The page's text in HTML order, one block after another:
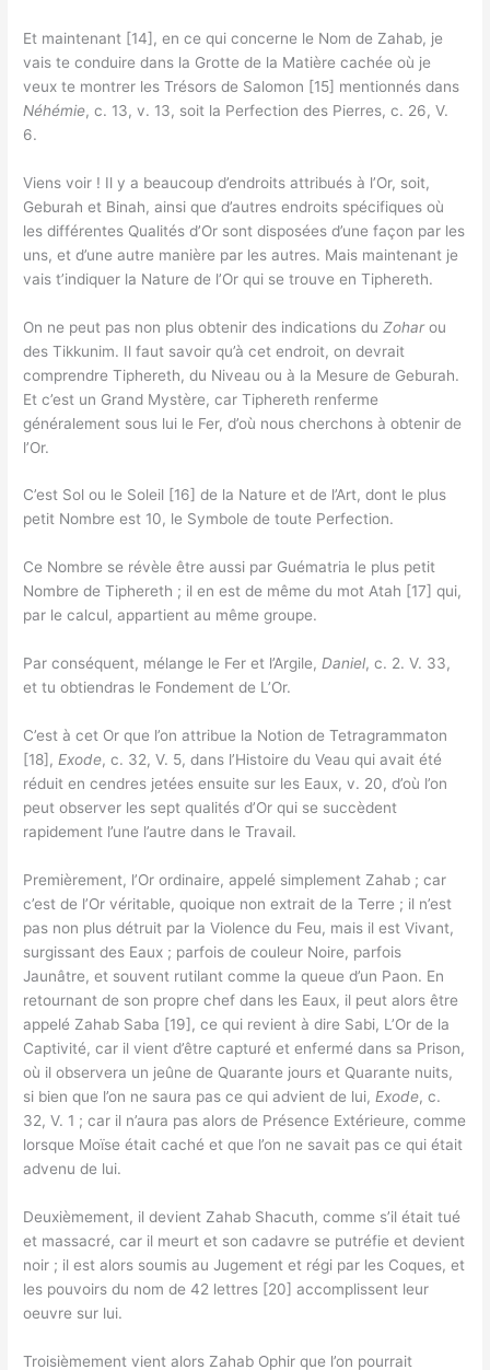
Et maintenant [14], en ce qui concerne le Nom de Zahab, je
vais te conduire dans la Grotte de la Matière cachée où je
veux te montrer les Trésors de Salomon [15] mentionnés dans
Néhémie, c. 13, v. 13, soit la Perfection des Pierres, c. 26, V.
6.
Viens voir ! Il y a beaucoup d’endroits attribués à l’Or, soit,
Geburah et Binah, ainsi que d’autres endroits spécifiques où
les différentes Qualités d’Or sont disposées d’une façon par les
uns, et d’une autre manière par les autres. Mais maintenant je
vais t’indiquer la Nature de l’Or qui se trouve en Tiphereth.
On ne peut pas non plus obtenir des indications du Zoharou
des Tikkunim. Il faut savoir qu’à cet endroit, on devrait
comprendre Tiphereth, du Niveau ou à la Mesure de Geburah.
Et c’est un Grand Mystère, car Tiphereth renferme
généralement sous lui le Fer, d’où nous cherchons à obtenir de
l’Or.
C’est Sol ou le Soleil [16] de la Nature et de l’Art, dont le plus
petit Nombre est 10, le Symbole de toute Perfection.
Ce Nombre se révèle être aussi par Guématria le plus petit
Nombre de Tiphereth ; il en est de même du mot Atah [17] qui,
par le calcul, appartient au même groupe.
Par conséquent, mélange le Fer et l’Argile, Daniel, c. 2. V. 33,
et tu obtiendras le Fondement de L’Or.
C’est à cet Or que l’on attribue la Notion de Tetragrammaton
[18], Exode, c. 32, V. 5, dans l’Histoire du Veau qui avait été
réduit en cendres jetées ensuite sur les Eaux, v. 20, d’où l’on
peut observer les sept qualités d’Or qui se succèdent
rapidement l’une l’autre dans le Travail.
Premièrement, l’Or ordinaire, appelé simplement Zahab ; car
c’est de l’Or véritable, quoique non extrait de la Terre ; il n’est
pas non plus détruit par la Violence du Feu, mais il est Vivant,
surgissant des Eaux ; parfois de couleur Noire, parfois
Jaunâtre, et souvent rutilant comme la queue d’un Paon. En
retournant de son propre chef dans les Eaux, il peut alors être
appelé Zahab Saba [19], ce qui revient à dire Sabi, L’Or de la
Captivité, car il vient d’être capturé et enfermé dans sa Prison,
où il observera un jeûne de Quarante jours et Quarante nuits,
si bien que l’on ne saura pas ce qui advient de lui, Exode, c.
32, V. 1 ; car il n’aura pas alors de Présence Extérieure, comme
lorsque Moïse était caché et que l’on ne savait pas ce qui était
advenu de lui.
Deuxièmement, il devient Zahab Shacuth, comme s’il était tué
et massacré, car il meurt et son cadavre se putréfie et devient
noir ; il est alors soumis au Jugement et régi par les Coques, et
les pouvoirs du nom de 42 lettres [20] accomplissent leur
oeuvre sur lui.
Troisièmement vient alors Zahab Ophir que l’on pourrait